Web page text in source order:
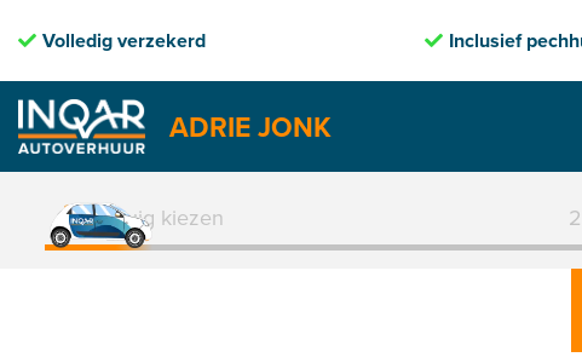
verzekerd Inclusief pechhulp
ADRIE JONK
Skip
content1. Voertuig kiezen